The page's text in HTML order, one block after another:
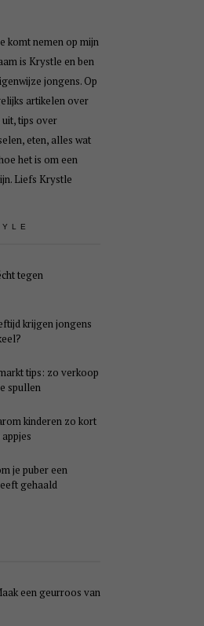
komt nemen op mijn
is Krystle en ben
jongens. Op
artikelen over
tips over
eten, alles wat
het is om een
Liefs Krystle
tegen
krijgen jongens
tips: zo verkoop
spullen
kinderen zo kort
je puber een
gehaald
een geurroos van